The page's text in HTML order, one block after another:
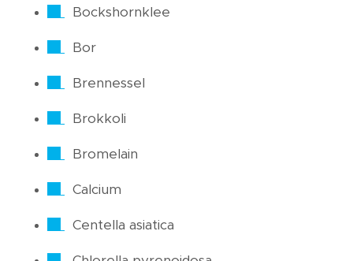
Bockshornklee
Bor
Brennessel
Brokkoli
Bromelain
Calcium
Centella asiatica